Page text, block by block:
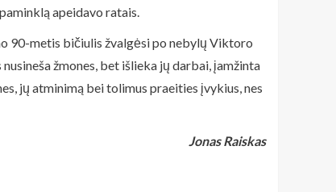
apeidavo ratais.
90-metis bičiulis žvalgėsi po nebylų Viktoro
žmones, bet išlieka jų darbai, įamžinta
jų atminimą bei tolimus praeities įvykius, nes
Jonas Raiskas